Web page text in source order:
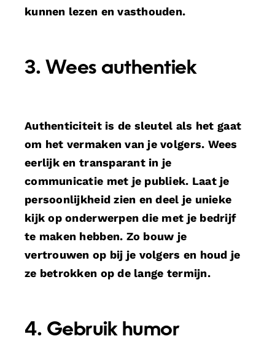
kunnen lezen en vasthouden.
3. Wees authentiek
Authenticiteit is de sleutel als het gaat
om het vermaken van je volgers. Wees
eerlijk en transparant in je
communicatie met je publiek. Laat je
persoonlijkheid zien en deel je unieke
kijk op onderwerpen die met je bedrijf
te maken hebben. Zo bouw je
vertrouwen op bij je volgers en houd je
ze betrokken op de lange termijn.
4. Gebruik humor